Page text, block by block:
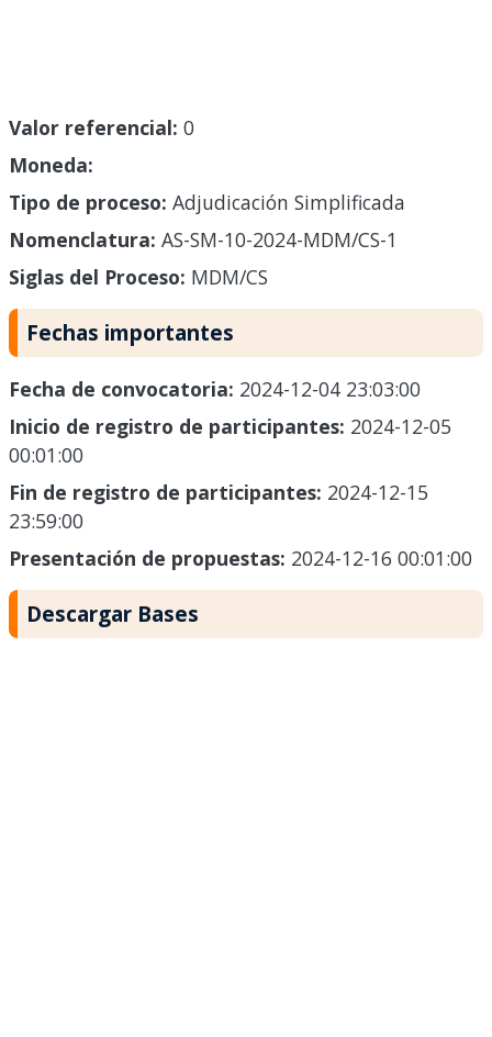
Valor referencial: 0
Moneda:
Tipo de proceso: Adjudicación Simplificada
Nomenclatura: AS-SM-10-2024-MDM/CS-1
Siglas del Proceso: MDM/CS
Fechas importantes
Fecha de convocatoria: 2024-12-04 23:03:00
Inicio de registro de participantes: 2024-12-05
00:01:00
Fin de registro de participantes: 2024-12-15
23:59:00
Presentación de propuestas: 2024-12-16 00:01:00
Descargar Bases